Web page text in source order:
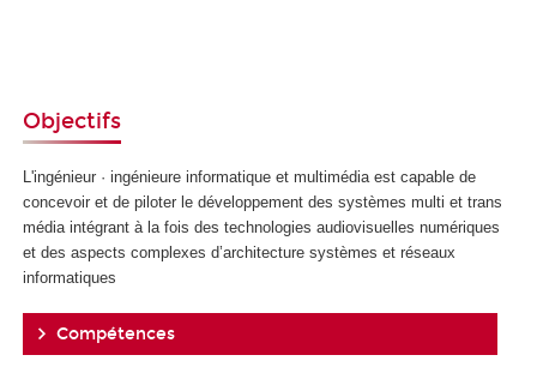
Objectifs
L'ingénieur · ingénieure informatique et multimédia est capable de
concevoir et de piloter le développement des systèmes multi et trans
média intégrant à la fois des technologies audiovisuelles numériques
et des aspects complexes d’architecture systèmes et réseaux
informatiques
Compétences